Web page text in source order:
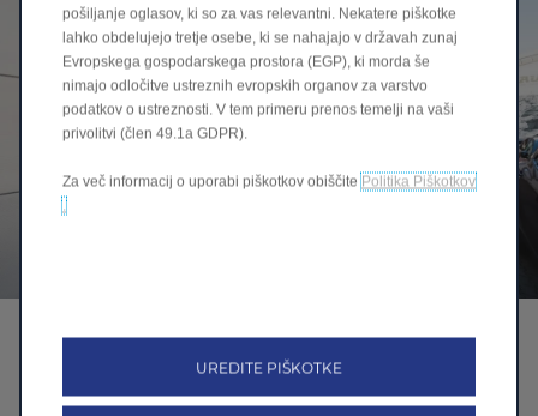
Certificirana mreža strokovnjakov, ki
vaše električno vozilo nove generacije
ohranjajo v odličnem stanju
pošiljanje oglasov, ki so za vas relevantni. Nekatere piškotke
lahko obdelujejo tretje osebe, ki se nahajajo v državah zunaj
Evropskega gospodarskega prostora (EGP), ki morda še
nimajo odločitve ustreznih evropskih organov za varstvo
podatkov o ustreznosti. V tem primeru prenos temelji na vaši
privolitvi (člen 49.1a GDPR).
Za več informacij o uporabi piškotkov obiščite Politika Piškotkov
.
UREDITE PIŠKOTKE